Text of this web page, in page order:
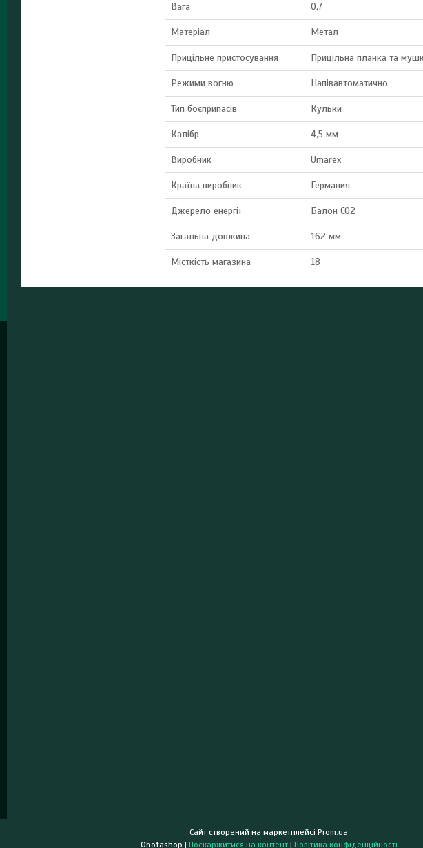
Вага 0,7
Матеріал Метал
Прицільне пристосування Прицільна планка та
Режими вогню Напівавтоматично
Тип боєприпасів Кульки
Калібр 4,5 мм
Виробник Umarex
Країна виробник Германия
Джерело енергії Балон CO2
Загальна довжина 162 мм
Місткість магазина 18
Сайт створений на маркетплейсі Prom.ua
Ohotashop | Поскаржитися на контент | Політика конфіденційності